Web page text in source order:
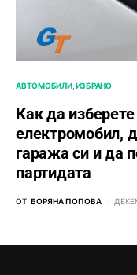
АВТОМОБИЛИ ИЗБРАНО
Как да
електромобил,
гаража си и да
партидата
ОТ БОРЯНА ПОПОВА